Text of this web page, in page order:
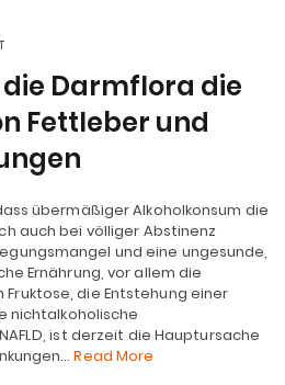
Darmflora die
Fettleber und
übermäßiger Alkoholkonsum die
auch bei völliger Abstinenz
und eine ungesunde,
Ernährung, vor allem die
die Entstehung einer
nichtalkoholische
ist derzeit die Hauptursache
Read More